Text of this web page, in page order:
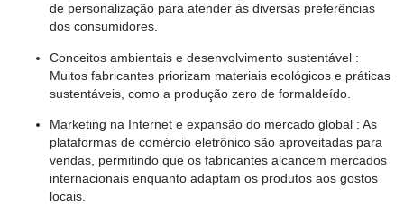
de personalização para atender às diversas preferências
dos consumidores.
Conceitos ambientais e desenvolvimento sustentável :
Muitos fabricantes priorizam materiais ecológicos e práticas
sustentáveis, como a produção zero de formaldeído.
Marketing na Internet e expansão do mercado global : As
plataformas de comércio eletrônico são aproveitadas para
vendas, permitindo que os fabricantes alcancem mercados
internacionais enquanto adaptam os produtos aos gostos
locais.